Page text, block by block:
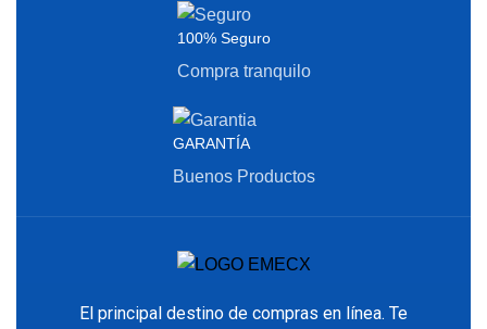
100% Seguro
Compra tranquilo
GARANTÍA
Buenos Productos
El principal destino de compras en línea. Te